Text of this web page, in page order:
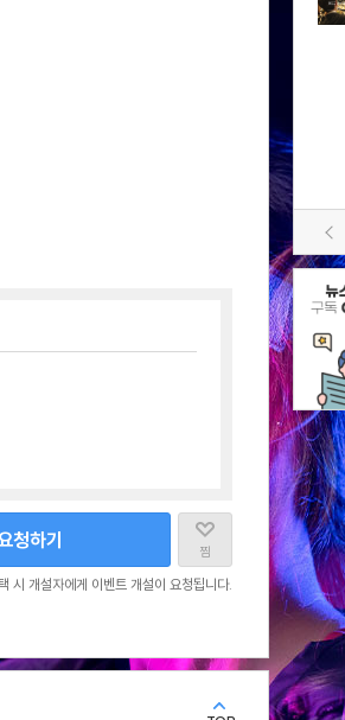
찜
청하기
시 개설자에게 이벤트 개설이 요청됩니다.